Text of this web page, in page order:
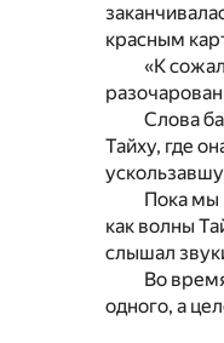
красным
«К
Слова
Тайху, где
Пока мы
как волны
слышал
Во
одного, а